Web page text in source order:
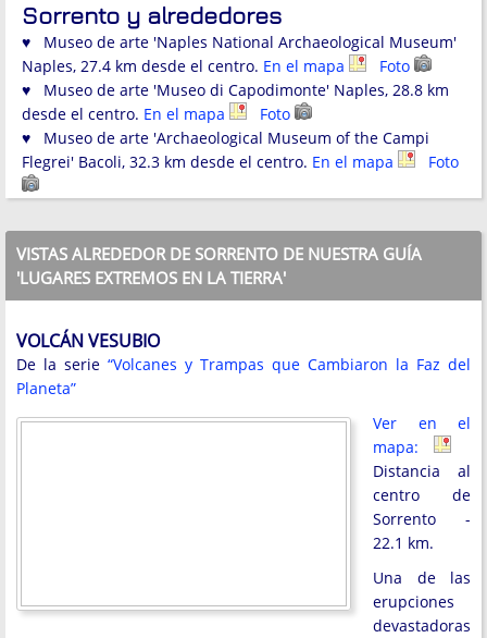
Sorrento y alrededores
♥ Museo de arte 'Naples National Archaeological Museum'
Naples, 27.4 km desde el centro. En el mapa
Foto
♥ Museo de arte 'Museo di Capodimonte' Naples, 28.8 km
desde el centro. En el mapa
Foto
♥ Museo de arte 'Archaeological Museum of the Campi
Flegrei' Bacoli, 32.3 km desde el centro. En el mapa Foto
VISTAS ALREDEDOR DE SORRENTO DE NUESTRA GUÍA
'LUGARES EXTREMOS EN LA TIERRA'
VOLCÁN VESUBIO
De la serie “Volcanes y Trampas que Cambiaron la Faz del
Planeta”
Ver en el
mapa:
Distancia al
centro de
Sorrento -
22.1 km.
Una de las
erupciones
devastadoras